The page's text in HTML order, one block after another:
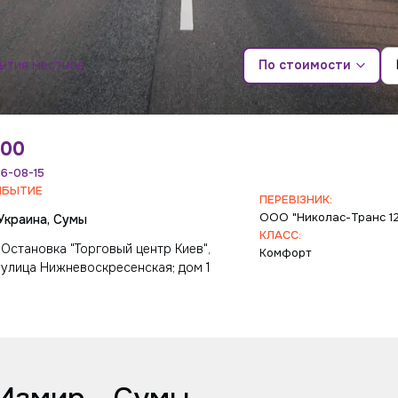
местное По стоимости
08-15
Сумы
Остановка "Торговый центр Киев",
улица Нижневоскресенская; дом 1
ПЕРЕВІЗНИК:
ООО "Николас-Транс
КЛАСС:
Комфорт